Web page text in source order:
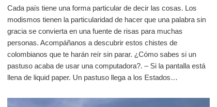
Cada país tiene una forma particular de decir las cosas. Los
modismos tienen la particularidad de hacer que una palabra sin
gracia se convierta en una fuente de risas para muchas
personas. Acompáñanos a descubrir estos chistes de
colombianos que te harán reír sin parar. ¿Cómo sabes si un
pastuso acaba de usar una computadora?. – Si la pantalla está
llena de liquid paper. Un pastuso llega a los Estados…